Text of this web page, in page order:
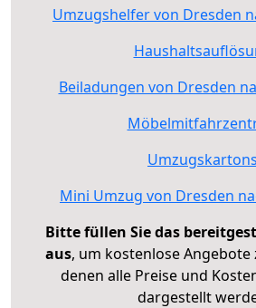
Umzugshelfer von Dresden
Beiladungen von Dresden
Umzugskartons
Mini Umzug von Dresden
Bitte füllen Sie das
aus, um kostenlose Angebote
denen alle Preise und
dargestellt